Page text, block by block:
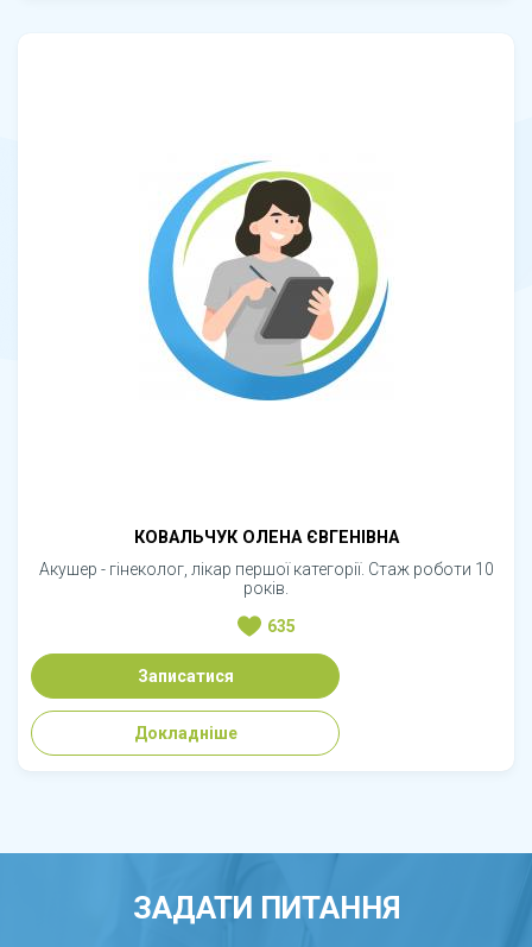
КОВАЛЬЧУК ОЛЕНА ЄВГЕНІВНА
Акушер - гінеколог, лікар першої категорії. Стаж роботи 10
років.
635
Записатися
Докладніше
ЗАДАТИ ПИТАННЯ